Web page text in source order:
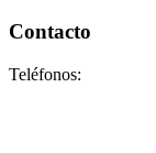
Contacto
Teléfonos: